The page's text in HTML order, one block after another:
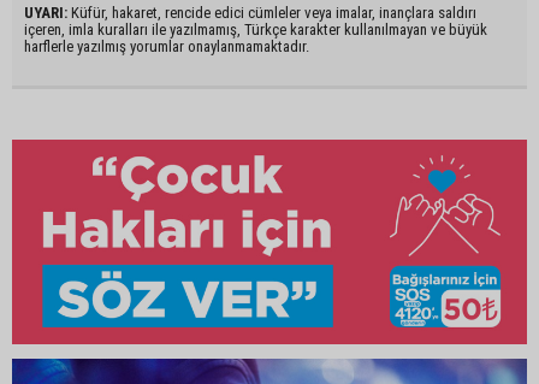
UYARI: Küfür, hakaret, rencide edici cümleler veya imalar, inançlara saldırı
içeren, imla kuralları ile yazılmamış, Türkçe karakter kullanılmayan ve büyük
harflerle yazılmış yorumlar onaylanmamaktadır.